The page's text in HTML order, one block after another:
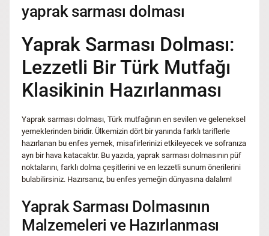
yaprak sarması dolması
Yaprak Sarması Dolması:
Lezzetli Bir Türk Mutfağı
Klasikinin Hazırlanması
Yaprak sarması dolması, Türk mutfağının en sevilen ve geleneksel
yemeklerinden biridir. Ülkemizin dört bir yanında farklı tariflerle
hazırlanan bu enfes yemek, misafirlerinizi etkileyecek ve sofranıza
ayrı bir hava katacaktır. Bu yazıda, yaprak sarması dolmasının püf
noktalarını, farklı dolma çeşitlerini ve en lezzetli sunum önerilerini
bulabilirsiniz. Hazırsanız, bu enfes yemeğin dünyasına dalalım!
Yaprak Sarması Dolmasının
Malzemeleri ve Hazırlanması